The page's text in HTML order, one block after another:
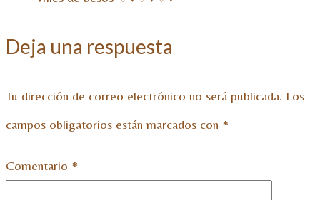
Deja una respuesta
Tu dirección de correo electrónico no será publicada. Los
campos obligatorios están marcados con *
Comentario *